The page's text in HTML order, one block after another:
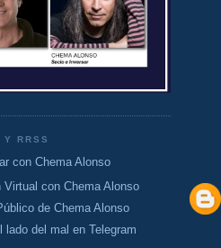
Y RRSS
con Chema Alonso
Virtual con Chema Alonso
de Chema Alonso
lado del mal en Telegram